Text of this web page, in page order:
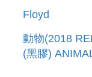
Floyd
動物(2018
(黑膠)